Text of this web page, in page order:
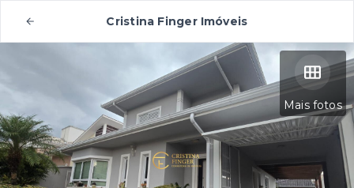
Cristina Finger Imóveis
Mais fotos